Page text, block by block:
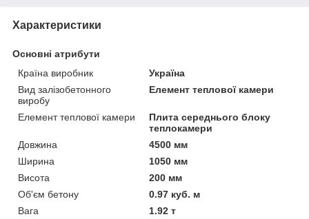
Характеристики
Основні атрибути
Країна виробник
Україна
Вид залізобетонного
виробу
Елемент теплової камери
Елемент теплової камери
Плита середнього блоку
теплокамери
Довжина
4500 мм
Ширина
1050 мм
Висота
200 мм
Об'єм бетону
0.97 куб. м
Вага
1.92 т